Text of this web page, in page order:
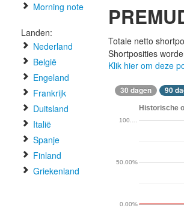
Morning note
Landen:
Nederland
België
Engeland
Frankrijk
Duitsland
Italië
Spanje
Finland
Griekenland
Totale netto
Shortposities
Klik hier om deze
30 dagen 90
Historische
0.00%
50.00%
100.…